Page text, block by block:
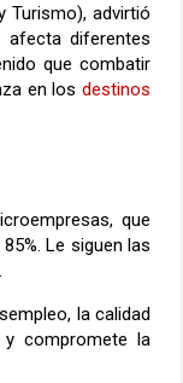
Turismo), advirtió
afecta diferentes
que combatir
en losdestinos
que
Le siguen las
la calidad
y compromete la